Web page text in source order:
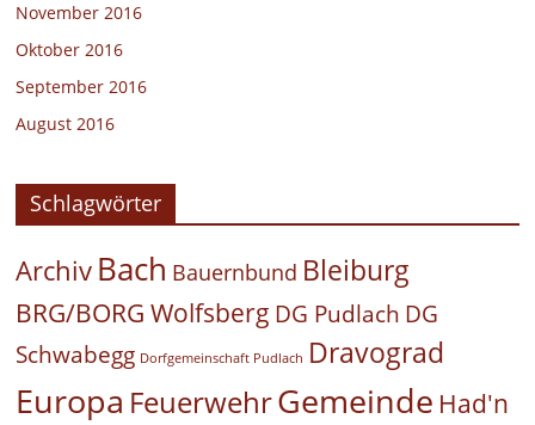
November 2016
Oktober 2016
September 2016
August 2016
Schlagwörter
Archiv Bach Bauernbund Bleiburg
BRG/BORG Wolfsberg DG Pudlach DG
Schwabegg Dorfgemeinschaft Pudlach Dravograd
Europa FeuerwehrGemeinde Had'n